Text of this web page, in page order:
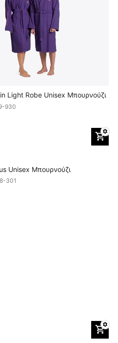
Light Robe Unisex Μπουρνούζι
930
Unisex Μπουρνούζι
301